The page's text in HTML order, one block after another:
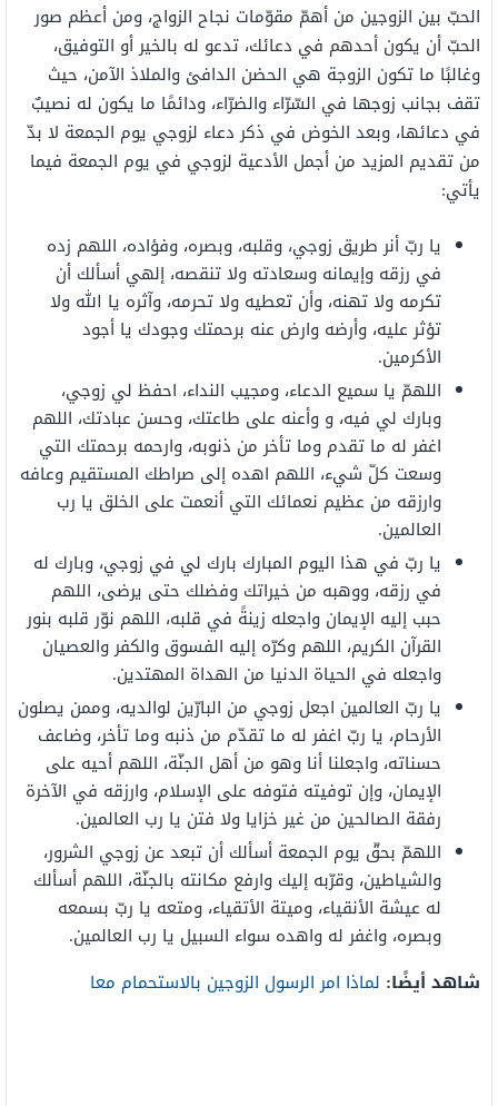
الحبّ بين الزوجين من أهمّ مقوّمات نجاح الزواج، ومن أعظم صور
الحبّ أن يكون أحدهم في دعائك، تدعو له بالخير أو التوفيق،
وغالبًا ما تكون الزوجة هي الحضن الدافئ والملاذ الآمن، حيث
تقف بجانب زوجها في السّرّاء والضرّاء، ودائمًا ما يكون له نصيبٌ
في دعائها، وبعد الخوض في ذكر دعاء لزوجي يوم الجمعة لا بدّ
من تقديم المزيد من أجمل الأدعية لزوجي في يوم الجمعة فيما
يأتي:
يا ربّ أنر طريق زوجي، وقلبه، وبصره، وفؤاده، اللهم زده
في رزقه وإيمانه وسعادته ولا تنقصه، إلهي أسألك أن
تكرمه ولا تهنه، وأن تعطيه ولا تحرمه، وآثره يا الله ولا
تؤثر عليه، وأرضه وارض عنه برحمتك وجودك يا أجود
الأكرمين.
اللهمّ يا سميع الدعاء، ومجيب النداء، احفظ لي زوجي،
وبارك لي فيه، و وأعنه على طاعتك، وحسن عبادتك، اللهم
اغفر له ما تقدم وما تأخر من ذنوبه، وارحمه برحمتك التي
وسعت كلّ شيء، اللهم اهده إلى صراطك المستقيم وعافه
وارزقه من عظيم نعمائك التي أنعمت على الخلق يا رب
العالمين.
يا ربّ في هذا اليوم المبارك بارك لي في زوجي، وبارك له
في رزقه، ووهبه من خيراتك وفضلك حتى يرضى، اللهم
حبب إليه الإيمان واجعله زينةً في قلبه، اللهم نوّر قلبه بنور
القرآن الكريم، اللهم وكرّه إليه الفسوق والكفر والعصيان
واجعله في الحياة الدنيا من الهداة المهتدين.
يا ربّ العالمين اجعل زوجي من البارّين لوالديه، وممن يصلون
الأرحام، يا ربّ اغفر له ما تقدّم من ذنبه وما تأخر، وضاعف
حسناته، واجعلنا أنا وهو من أهل الجنّة، اللهم أحيه على
الإيمان، وإن توفيته فتوفه على الإسلام، وارزقه في الآخرة
رفقة الصالحين من غير خزايا ولا فتن يا رب العالمين.
اللهمّ بحقّ يوم الجمعة أسألك أن تبعد عن زوجي الشرور،
والشياطين، وقرّبه إليك وارفع مكانته بالجنّة، اللهم أسألك
له عيشة الأنقياء، وميتة الأتقياء، ومتعه يا ربّ بسمعه
وبصره، واغفر له واهده سواء السبيل يا رب العالمين.
شاهد أيضًا: لماذا امر الرسول الزوجين بالاستحمام معا